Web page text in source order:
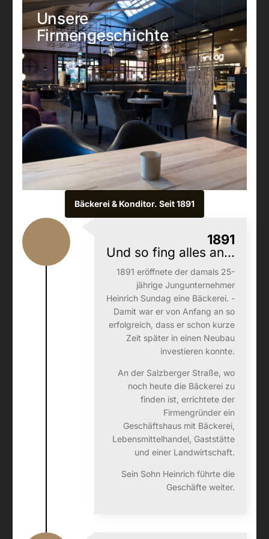
Unsere
Firmengeschichte
Bäckerei & Konditor. Seit 1891
1891
Und so fing alles an...
1891 eröffnete der damals 25-
jährige Jungunternehmer
Heinrich Sundag eine Bäckerei. ­
Damit war er von Anfang an so
erfolgreich, dass er schon kurze
Zeit später in einen Neubau
investieren konnte.
An der Salzberger Straße, wo
noch heute die Bäckerei zu
finden ist, errichtete der
Firmengründer ein
Geschäftshaus mit Bäckerei,
Lebensmittelhandel, Gaststätte
und einer Landwirtschaft.
Sein Sohn Heinrich führte die
Geschäfte weiter.